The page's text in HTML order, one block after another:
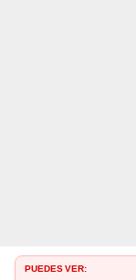
PUEDES VER: